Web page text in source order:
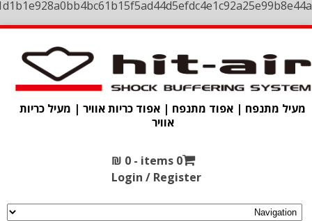
מעיל מתנפח | אפוד מתנפח | אפוד כריות אוויר | מעיל כריות
אוויר
0 items -
₪ 0
Login / Register